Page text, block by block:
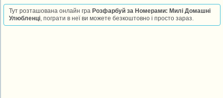
Тут розташована онлайн гра Розфарбуй за Номерами: Милі Домашні
Улюбленці, пограти в неї ви можете безкоштовно і просто зараз.